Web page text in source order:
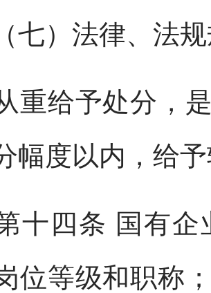
）法律、法规
给予处分，是
幅度以内，给
四条 国有企
位等级和职称